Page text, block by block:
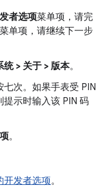
者选项菜单项，请完
单项，请继续下一步
统 > 关于 > 版本。
七次。如果手表受 PIN
示时输入该 PIN 码
。
开发者选项。